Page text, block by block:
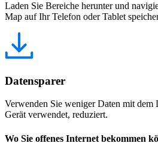
Laden Sie Bereiche herunter und
Map auf Ihr Telefon oder Tablet
Datensparer
Verwenden Sie weniger Daten mit dem
Gerät verwendet, reduziert.
Wo Sie offenes Internet bekommen